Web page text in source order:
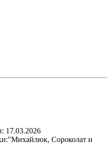
17.03.2026
"Михайлюк, Сороколат и